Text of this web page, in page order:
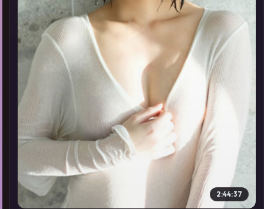
▶
2:44:37